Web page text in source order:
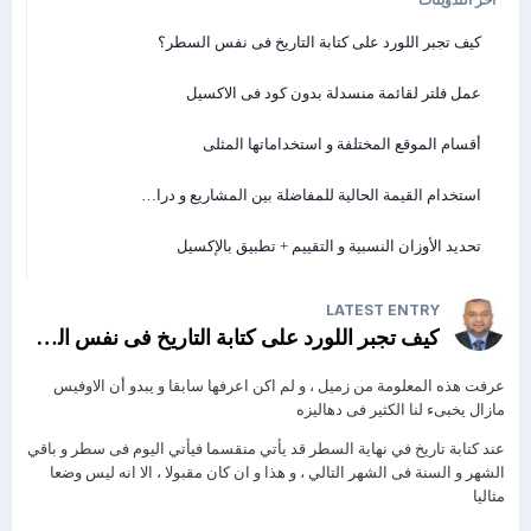
…/%D9%85%D8%B9%D8%A7%D8%AF%D9%84%D…
http://www.mediafire.com/
المجموع الفرعى بشرط
http://www.mediafire.com/
استخراج اى رقم سواء فى بداية او وسط او نهاية سلسله نصيه
…/%D8%A7%D8%B3%D8%AA%D8%AE%D8%B1%D…
…/%D8%A7%D9%84%D8%AA%D9%82%D8%B1%D…
حالة عملية لدالة VLOOKUP فى تحديد سعر صنف ضمن مجموعة اسعار لهذا
http://www.mediafire.com/
…/%D8%A7%D8%B3%D8%AA%D8%AE%D8%AF%D…
البحث عن اخر قيمة او نص فى عمود او فى صف حتى مع وجود فراغات
http://www.mediafire.com/
كيف تجبر اللورد على كتابة التاريخ فى نفس السطر؟
عمل فلتر لقائمة منسدلة بدون كود فى الاكسيل
أقسام الموقع المختلفة و استخداماتها المثلى
استخدام القيمة الحالية للمفاضلة بين المشاريع و درا…
تحديد الأوزان النسبية و التقييم + تطبيق بالإكسيل
LATEST ENTRY
كيف تجبر اللورد على كتابة التاريخ فى نفس السطر؟
عرفت هذه المعلومة من زميل ، و لم اكن اعرفها سابقا و يبدو أن الاوفيس
مازال يخبىء لنا الكثير فى دهاليزه
عند كتابة تاريخ في نهاية السطر قد يأتي منقسما فيأتي اليوم فى سطر و باقي
الشهر و السنة فى الشهر التالي ، و هذا و ان كان مقبولا ، الا انه ليس وضعا
مثاليا